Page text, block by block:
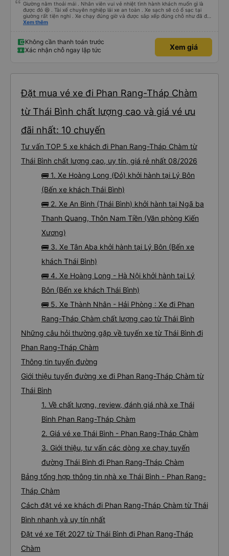
Giường nằm thoải mái . Nhân viên vui vẻ nhiệt tình hành khách muốn gì là
được đó 😆 . Tài xế chuyên nghiệp lái xe an toàn . Xe sạch sẽ có ổ sạc tại
giường rất tiện nghi . Xe chạy đúng giờ và được sắp xếp đúng chỗ như đã đặt
. Điểm 10 cho hoàng long đỏ 👍
Xem thêm
Không cần thanh toán trước
Xác nhận chỗ ngay lập tức
Xem giá
Đặt mua vé xe đi Phan Rang-Tháp Chàm
từ Thái Bình chất lượng cao và giá vé ưu
đãi nhất: 10 chuyến
Tư vấn TOP 5 xe khách đi Phan Rang-Tháp Chàm từ
Thái Bình chất lượng cao, uy tín, giá rẻ nhất 08/2026
🚌 1. Xe Hoàng Long (Đỏ) khởi hành tại Lý Bôn
(Bến xe khách Thái Bình)
🚌 2. Xe An Bình (Thái Bình) khởi hành tại Ngã ba
Thanh Quang, Thôn Nam Tiền (Văn phòng Kiến
Xương)
🚌 3. Xe Tân Aba khởi hành tại Lý Bôn (Bến xe
khách Thái Bình)
🚌 4. Xe Hoàng Long - Hà Nội khởi hành tại Lý
Bôn (Bến xe khách Thái Bình)
🚌 5. Xe Thành Nhân - Hải Phòng : Xe đi Phan
Rang-Tháp Chàm chất lượng cao từ Thái Bình
Những câu hỏi thường gặp về tuyến xe từ Thái Bình đi
Phan Rang-Tháp Chàm
Thông tin tuyến đường
Giới thiệu tuyến đường xe đi Phan Rang-Tháp Chàm từ
Thái Bình
1. Về chất lượng, review, đánh giá nhà xe Thái
Bình Phan Rang-Tháp Chàm
2. Giá vé xe Thái Bình - Phan Rang-Tháp Chàm
3. Giới thiệu, tư vấn các dòng xe chạy tuyến
đường Thái Bình đi Phan Rang-Tháp Chàm
Bảng tổng hợp thông tin nhà xe Thái Bình - Phan Rang-
Tháp Chàm
Cách đặt vé xe khách đi Phan Rang-Tháp Chàm từ Thái
Bình nhanh và uy tín nhất
Đặt vé xe Tết 2027 từ Thái Bình đi Phan Rang-Tháp
Chàm